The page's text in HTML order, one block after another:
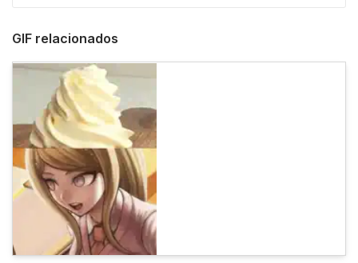
GIF relacionados